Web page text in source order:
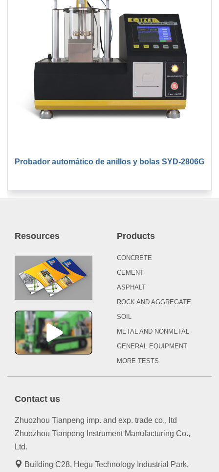
Probador automático de anillos y bolas SYD-2806G
Resources Products
CONCRETE
CEMENT
ASPHALT
ROCK AND AGGREGATE
SOIL
METAL AND NONMETAL
GENERAL EQUIPMENT
MORE TESTS
Contact us
Zhuozhou Tianpeng imp. and exp. trade co., ltd
Zhuozhou Tianpeng Instrument Manufacturing Co.,
Ltd.
Building C28, Hegu Technology Industrial Park,